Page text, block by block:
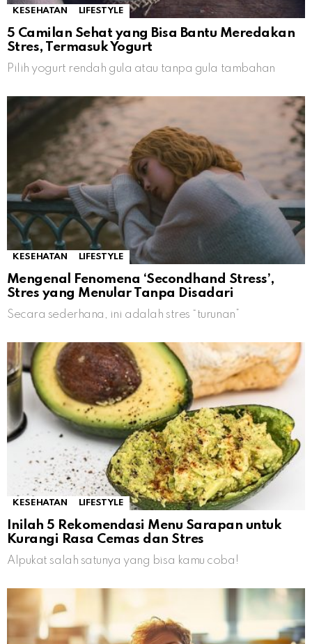
KESEHATAN LIFESTYLE
5 Camilan Sehat yang Bisa Bantu Meredakan
Stres, Termasuk Yogurt
Pilih yogurt rendah gula atau tanpa gula tambahan
KESEHATAN LIFESTYLE
Mengenal Fenomena ‘Secondhand Stress’,
Stres yang Menular Tanpa Disadari
Secara sederhana, ini adalah stres “turunan”
KESEHATAN LIFESTYLE
Inilah 5 Rekomendasi Menu Sarapan untuk
Kurangi Rasa Cemas dan Stres
Alpukat salah satunya yang bisa kamu coba!